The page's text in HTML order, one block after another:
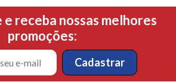
receba nossas melhores
promoções: